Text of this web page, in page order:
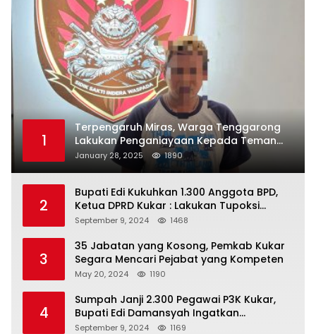
1
Terpengaruh Miras, Warga Tenggarong
Lakukan Penganiayaan Kepada Teman
Sendiri
January 28, 2025 1890
2
Bupati Edi Kukuhkan 1.300 Anggota BPD,
Ketua DPRD Kukar : Lakukan Tupoksi
Dengan Baik Untuk Wujudkan
September 9, 2024 1468
3
35 Jabatan yang Kosong, Pemkab Kukar
Segara Mencari Pejabat yang Kompeten
May 20, 2024 1190
4
Sumpah Janji 2.300 Pegawai P3K Kukar,
Bupati Edi Damansyah Ingatkan
Tanggung Jawab Baru
September 9, 2024 1169